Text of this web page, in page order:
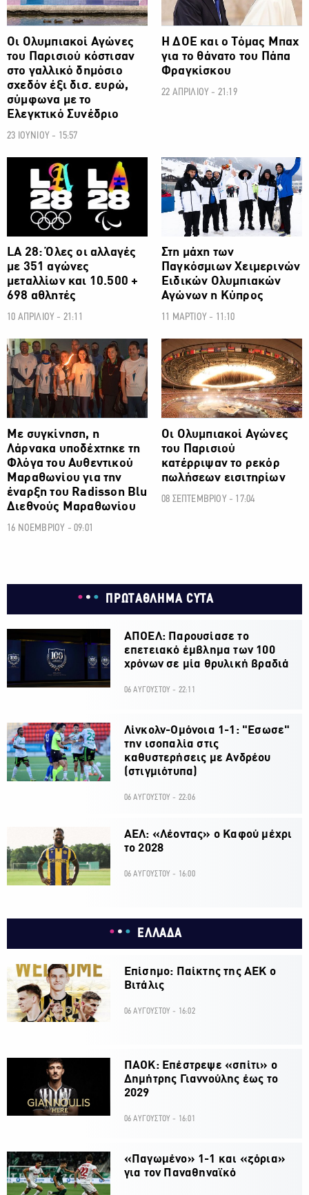
Οι Ολυμπιακοί Αγώνες
του Παρισιού κόστισαν
στο γαλλικό δημόσιο
σχεδόν έξι δισ. ευρώ,
σύμφωνα με το
Ελεγκτικό Συνέδριο
23 ΙΟΥΝΙΟΥ - 15:57
Η ΔΟΕ και ο Τόμας Μπαχ
για το θάνατο του Πάπα
Φραγκίσκου
22 ΑΠΡΙΛΙΟΥ - 21:19
ΟΛΥΜΠΙΑΚΟΙ ΑΓΩΝΕΣ
LA 28: Όλες οι αλλαγές
με 351 αγώνες
μεταλλίων και 10.500 +
698 αθλητές
10 ΑΠΡΙΛΙΟΥ - 21:11
ΟΛΥΜΠΙΑΚΟΙ ΑΓΩΝΕΣ
Στη μάχη των
Παγκόσμιων Χειμερινών
Ειδικών Ολυμπιακών
Αγώνων η Κύπρος
11 ΜΑΡΤΙΟΥ - 11:10
ΟΛΥΜΠΙΑΚΟΙ ΑΓΩΝΕΣ
Με συγκίνηση, η
Λάρνακα υποδέχτηκε τη
Φλόγα του Αυθεντικού
Μαραθωνίου για την
έναρξη του Radisson Blu
Διεθνούς Μαραθωνίου
16 ΝΟΕΜΒΡΙΟΥ - 09:01
ΟΛΥΜΠΙΑΚΟΙ ΑΓΩΝΕΣ
Οι Ολυμπιακοί Αγώνες
του Παρισιού
κατέρριψαν το ρεκόρ
πωλήσεων εισιτηρίων
08 ΣΕΠΤΕΜΒΡΙΟΥ - 17:04
ΠΡΩΤΑΘΛΗΜΑ CYTA
ΑΠΟΕΛ: Παρουσίασε το
επετειακό έμβλημα των 100
χρόνων σε μία θρυλική βραδιά
06 ΑΥΓΟΥΣΤΟΥ - 22:11
Λίνκολν-Ομόνοια 1-1: "Εσωσε"
την ισοπαλία στις
καθυστερήσεις με Ανδρέου
(στιγμιότυπα)
06 ΑΥΓΟΥΣΤΟΥ - 22:06
ΑΕΛ: «Λέοντας» ο Καφού μέχρι
το 2028
06 ΑΥΓΟΥΣΤΟΥ - 16:00
ΕΛΛΑΔΑ
Επίσημο: Παίκτης της ΑΕΚ ο
Βιτάλις
06 ΑΥΓΟΥΣΤΟΥ - 16:02
ΠΑΟΚ: Επέστρεψε «σπίτι» ο
Δημήτρης Γιαννούλης έως το
2029
06 ΑΥΓΟΥΣΤΟΥ - 16:01
«Παγωμένο» 1-1 και «ζόρια»
για τον Παναθηναϊκό